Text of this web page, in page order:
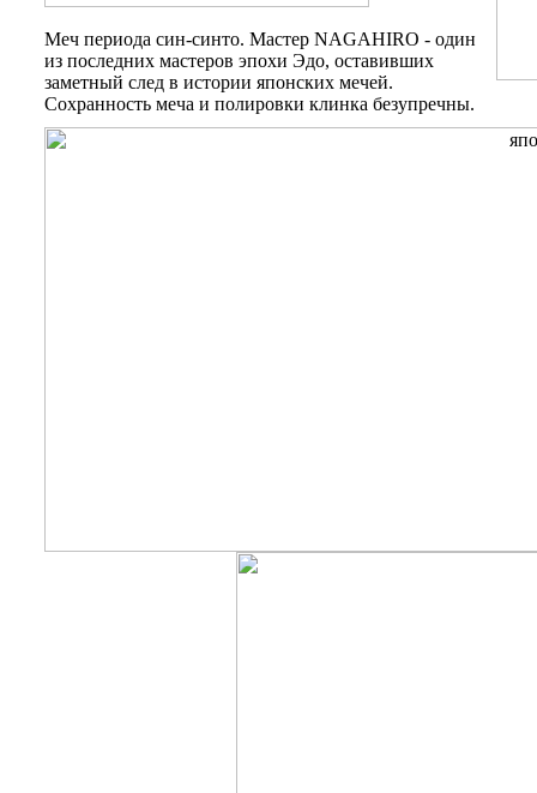
Меч периода син-синто. Мастер NAGAHIRO - один
из последних мастеров эпохи Эдо, оставивших
заметный след в истории японских мечей.
Сохранность меча и полировки клинка безупречны.